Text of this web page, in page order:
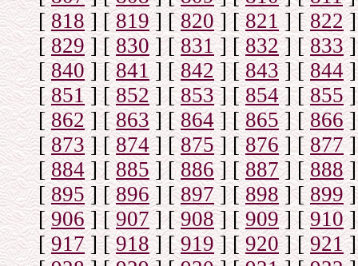
[818] [819] [820] [821] [ 822]
[829] [830] [831] [832] [833]
[840] [841] [842] [843] [844]
[851] [852] [853] [854] [855]
[862] [863] [864] [865] [866]
[873] [874] [875] [876] [ 877]
[884] [885] [886] [887] [888]
[895] [896] [897] [898] [899]
[906] [907] [908] [909] [910]
[917] [918] [919] [920] [921]